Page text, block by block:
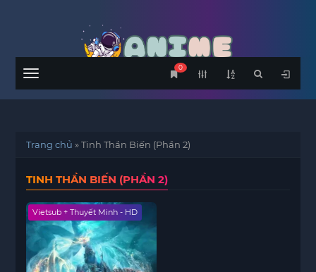
Menu
0
Trang chủ »Tinh Thần Biến (Phần 2)
TINH THẦN BIẾN (PHẦN 2)
Vietsub + Thuyết Minh - HD